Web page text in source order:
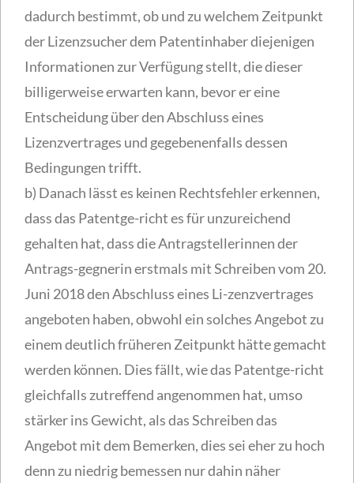
dadurch bestimmt, ob und zu welchem Zeitpunkt
der Lizenzsucher dem Patentinhaber diejenigen
Informationen zur Verfügung stellt, die dieser
billigerweise erwarten kann, bevor er eine
Entscheidung über den Abschluss eines
Lizenzvertrages und gegebenenfalls dessen
Bedingungen trifft.
b) Danach lässt es keinen Rechtsfehler erkennen,
dass das Patentge-richt es für unzureichend
gehalten hat, dass die Antragstellerinnen der
Antrags-gegnerin erstmals mit Schreiben vom 20.
Juni 2018 den Abschluss eines Li-zenzvertrages
angeboten haben, obwohl ein solches Angebot zu
einem deutlich früheren Zeitpunkt hätte gemacht
werden können. Dies fällt, wie das Patentge-richt
gleichfalls zutreffend angenommen hat, umso
stärker ins Gewicht, als das Schreiben das
Angebot mit dem Bemerken, dies sei eher zu hoch
denn zu niedrig bemessen nur dahin näher